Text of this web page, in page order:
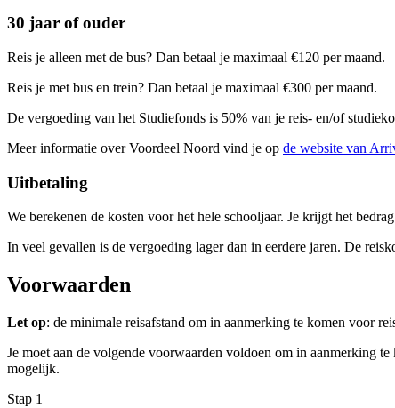
30 jaar of ouder
Reis je alleen met de bus? Dan betaal je maximaal €120 per maand.
Reis je met bus en trein? Dan betaal je maximaal €300 per maand.
De vergoeding van het Studiefonds is 50% van je reis- en/of
Meer informatie over Voordeel Noord vind je op de website van
Uitbetaling
We berekenen de kosten voor het hele schooljaar. Je krijgt het
In veel gevallen is de vergoeding lager dan in eerdere jaren. De
Voorwaarden
Let op: de minimale reisafstand om in aanmerking te komen voor
Je moet aan de volgende voorwaarden voldoen om in aanmerking
mogelijk.
Stap 1